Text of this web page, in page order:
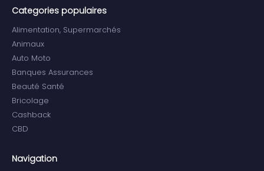
Categories populaires
Alimentation, Supermarchés
Animaux
Auto Moto
Banques Assurances
Beauté Santé
Bricolage
Cashback
CBD
Navigation